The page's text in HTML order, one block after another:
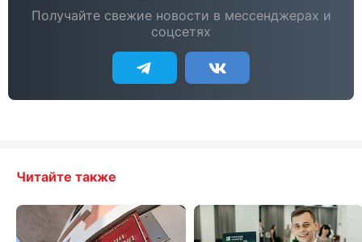
Получайте свежие новости в мессенджерах и
соцсетях
Читайте также